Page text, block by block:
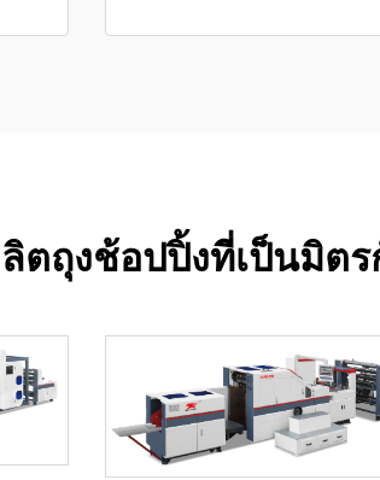
ตถุงช้อปปิ้งที่เป็นมิต